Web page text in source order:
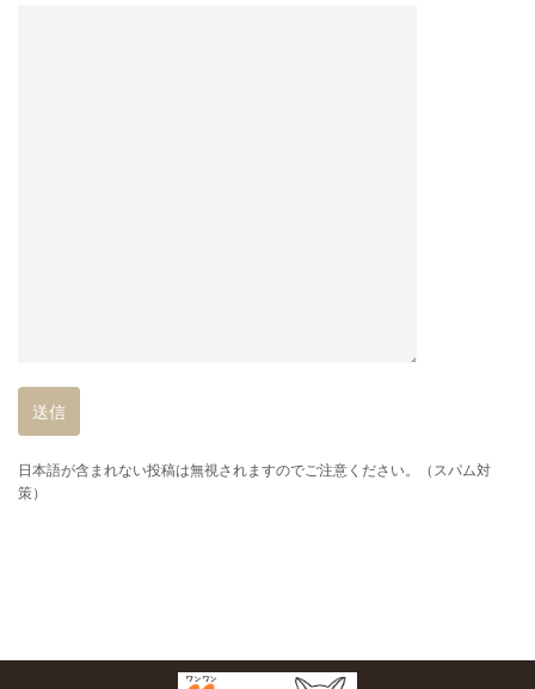
日本語が含まれない投稿は無視されますのでご注意ください。（スパム対
策）